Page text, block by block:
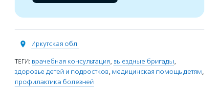
Иркутская обл.
ТЕГИ: врачебная консультация, выездные бригады,
здоровье детей и подростков, медицинская помощь детям,
профилактика болезней